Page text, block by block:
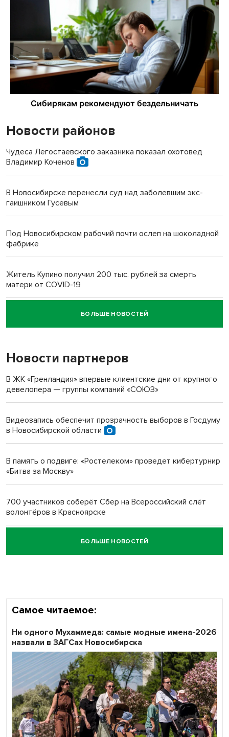
Новости районов
Чудеса Легостаевского заказника показал охотовед
Владимир Коченов
В Новосибирске перенесли суд над заболевшим экс-
гаишником Гусевым
Под Новосибирском рабочий почти ослеп на шоколадной
фабрике
Житель Купино получил 200 тыс. рублей за смерть
матери от COVID-19
Новосибирский суд наказал водителя за смерть
пенсионерки на вокзале
«Мы живём на пастбище!»: в новосибирском селе лошади
терроризируют жителей
Новосибирский преподаватель с женой вошли в топ-16
БОЛЬШЕ НОВОСТЕЙ
Новости партнеров
В ЖК «Гренландия» впервые клиентские дни от крупного
девелопера — группы компаний «СОЮЗ»
Видеозапись обеспечит прозрачность выборов в Госдуму
в Новосибирской области
В память о подвиге: «Ростелеком» проведет кибертурнир
«Битва за Москву»
700 участников соберёт Сбер на Всероссийский слёт
волонтёров в Красноярске
Честный выбор: видеонаблюдение обеспечит
объективность результатов ЕДГ в Новосибирской
БОЛЬШЕ НОВОСТЕЙ
Самое читаемое:
Ни одного Мухаммеда: самые модные имена-2026
назвали в ЗАГСах Новосибирска